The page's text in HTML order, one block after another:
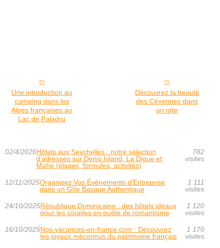
Une introduction au
camping dans les
Alpes françaises au
Lac de Paladru
Découvrez la beauté
des Cévennes dans
un gîte
02/4/2026Hôtels aux Seychelles : notre sélection
d’adresses sur Denis Island, La Digue et
Mahé (plages, formules, activités)
782
visites
12/11/2025Organisez Vos Événements d'Entreprise
dans un Gîte Basque Authentique
1 111
visites
24/10/2025République Dominicaine : des hôtels idéaux
pour les couples en quête de romantisme
1 120
visites
16/10/2025Nos-vacances-en-france.com : Découvrez
les joyaux méconnus du patrimoine français
1 170
visites